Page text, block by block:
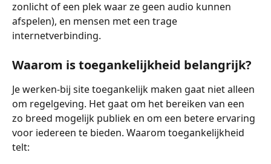
zonlicht of een plek waar ze geen audio kunnen
afspelen), en mensen met een trage
internetverbinding.
Waarom is toegankelijkheid belangrijk?
Je werken-bij site toegankelijk maken gaat niet alleen
om regelgeving. Het gaat om het bereiken van een
zo breed mogelijk publiek en om een betere ervaring
voor iedereen te bieden. Waarom toegankelijkheid
telt: